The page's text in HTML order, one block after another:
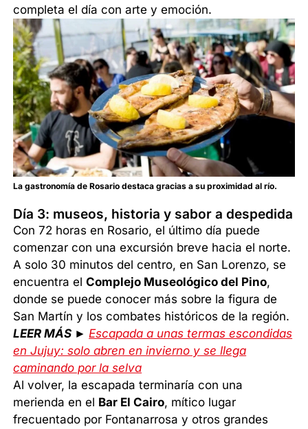
completa el día con arte y emoción.
La gastronomía de Rosario destaca gracias a su proximidad al río.
Día 3: museos, historia y sabor a despedida
Con 72 horas en Rosario, el último día puede
comenzar con una excursión breve hacia el norte.
A solo 30 minutos del centro, en San Lorenzo, se
encuentra elComplejo Museológico del Pino,
donde se puede conocer más sobre la figura de
San Martín y los combates históricos de la región.
LEER MÁS ►Escapada a unas termas escondidas
en Jujuy: solo abren en invierno y se llega
caminando por la selva
Al volver, la escapada terminaría con una
merienda en el Bar El Cairo, mítico lugar
frecuentado por Fontanarrosa y otros grandes